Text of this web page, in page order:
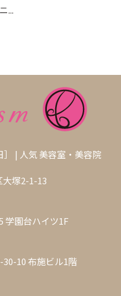
...
| 人気 美容室・美容院
塚2-1-13
園台ハイツ1F
10 布施ビル1階